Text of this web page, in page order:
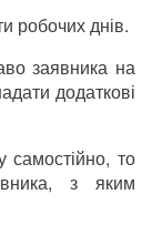
робочих днів.
заявника на
додаткові
то
з яким